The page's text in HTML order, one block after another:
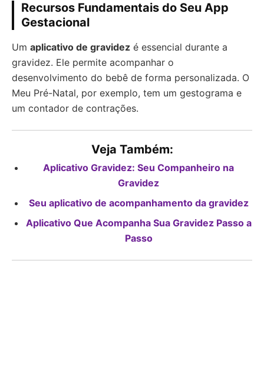
Recursos Fundamentais do Seu App
Gestacional
Um aplicativo de gravidez é essencial durante a
gravidez. Ele permite acompanhar o
desenvolvimento do bebê de forma personalizada. O
Meu Pré-Natal, por exemplo, tem um gestograma e
um contador de contrações.
Veja Também:
Aplicativo Gravidez: Seu Companheiro na
Gravidez
Seu aplicativo de acompanhamento da gravidez
Aplicativo Que Acompanha Sua Gravidez Passo a
Passo